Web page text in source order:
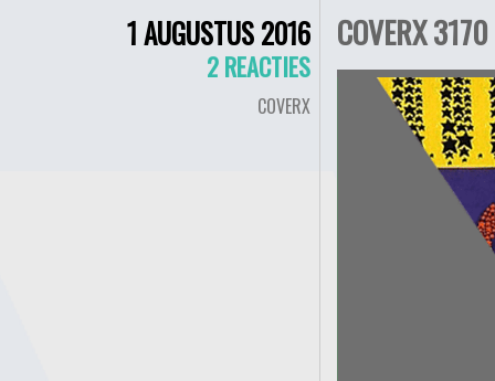
1 AUGUSTUS 2016
2 REACTIES
COVERX
COVERX